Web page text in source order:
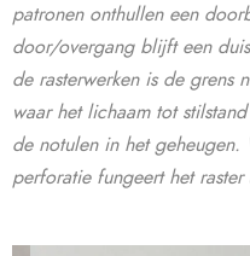
patronen onthullen een
door/overgang blijft een
de rasterwerken is de grens
waar het lichaam tot
de notulen in het
perforatie fungeert het